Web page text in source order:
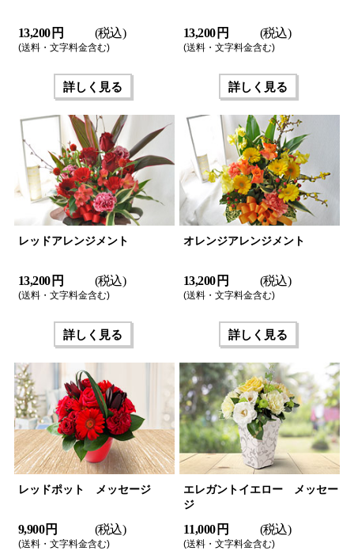
13,200 円 (税込)
(送料・文字料金含む)
詳しく見る
13,200 円 (税込)
(送料・文字料金含む)
詳しく見る
レッドアレンジメント
13,200 円 (税込)
(送料・文字料金含む)
詳しく見る
オレンジアレンジメント
13,200 円 (税込)
(送料・文字料金含む)
詳しく見る
レッドポット メッセージ
9,900 円 (税込)
(送料・文字料金含む)
エレガントイエロー メッセー
ジ
11,000 円 (税込)
(送料・文字料金含む)